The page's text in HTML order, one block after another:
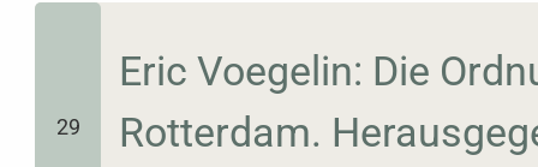
29
Eric Voegelin: Die
Rotterdam.